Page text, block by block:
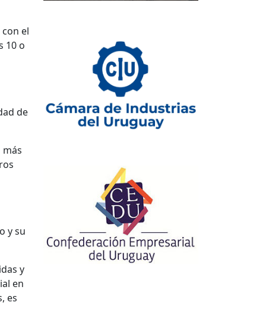
el
10 o
de
y su
y
en
es